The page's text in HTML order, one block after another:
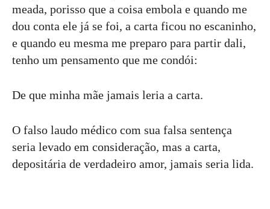
meada, porisso que a coisa embola e quando me
dou conta ele já se foi, a carta ficou no escaninho,
e quando eu mesma me preparo para partir dali,
tenho um pensamento que me condói:
De que minha mãe jamais leria a carta.
O falso laudo médico com sua falsa sentença
seria levado em consideração, mas a carta,
depositária de verdadeiro amor, jamais seria lida.